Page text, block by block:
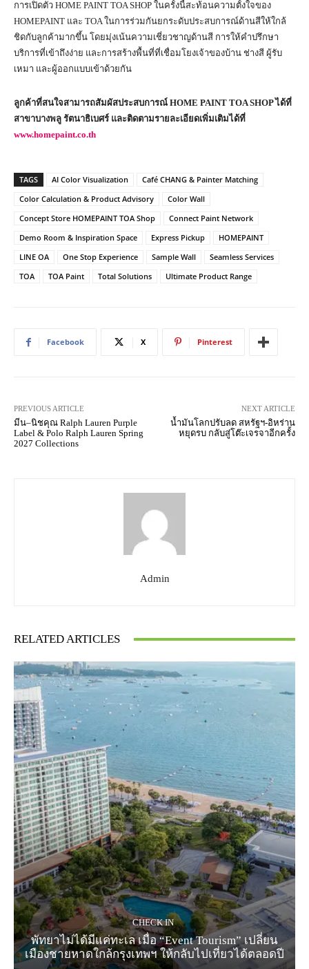
การเปิดตัว HOME PAINT TOA SHOP ในครั้งนี้สะท้อนความตั้งใจของ
HOMEPAINT และ TOA ในการร่วมกันยกระดับประสบการณ์ด้านสีให้ใกล้
ชิดกับลูกค้ามากขึ้น โดยมุ่งเน้นความเชี่ยวชาญด้านสี การให้คำปรึกษา
บริการที่เข้าถึงง่าย และการสร้างพื้นที่ที่เชื่อมโยงเจ้าของบ้าน ช่างสี ผู้รับ
เหมา และผู้ออกแบบเข้าด้วยกัน
ลูกค้าที่สนใจสามารถสัมผัสประสบการณ์ HOME PAINT TOA SHOP ได้ที่
สาขาบางพลู รัตนาธิเบศร์ และติดตามรายละเอียดเพิ่มเติมได้ที่
www.homepaint.co.th
TAGS AI Color Visualization
Café CHANG & Painter Matching
Color Calculation & Product Advisory
Color Wall
Concept Store HOMEPAINT TOA Shop
Connect Paint Network
Demo Room & Inspiration Space
Express Pickup
HOMEPAINT
LINE OA
One Stop Experience Sample Wall
Seamless Services
TOA
TOA Paint Total Solutions Ultimate Product Range
Facebook X Pinterest
PREVIOUS ARTICLE
มีน–นิชคุณ Ralph Lauren Purple
Label & Polo Ralph Lauren Spring
2027 Collections
NEXT ARTICLE
น้ำมันโลกปรับลด สหรัฐฯ-อิหร่าน
หยุดรบ กลับสู่โต๊ะเจรจาอีกครั้ง
Admin
RELATED ARTICLES
CHECK IN
พัทยาไม่ได้มีแค่ทะเล เมื่อ “Event Tourism” เปลี่ยน
เมืองชายหาดใกล้กรุงเทพฯ ให้กลับไปเที่ยวได้ตลอดปี